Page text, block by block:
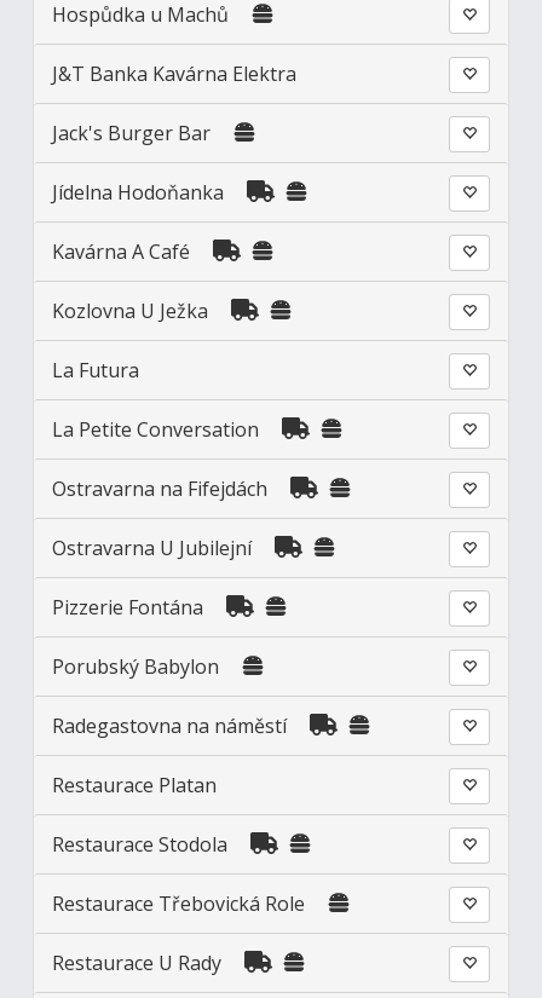
Hospůdka u Machů
J&T Banka Kavárna Elektra
Jack's Burger Bar
Jídelna Hodoňanka
Kavárna A Café
Kozlovna U Ježka
La Futura
La Petite Conversation
Ostravarna na Fifejdách
Ostravarna U Jubilejní
Pizzerie Fontána
Porubský Babylon
Radegastovna na náměstí
Restaurace Platan
Restaurace Stodola
Restaurace Třebovická Role
Restaurace U Rady